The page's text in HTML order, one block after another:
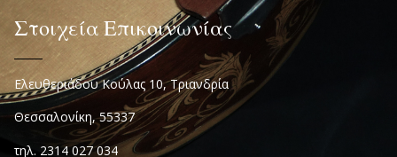
Στοιχεία Επικοινωνίας
Ελευθεριάδου Κούλας 10, Τριανδρία
Θεσσαλονίκη, 55337
τηλ. 2314 027 034